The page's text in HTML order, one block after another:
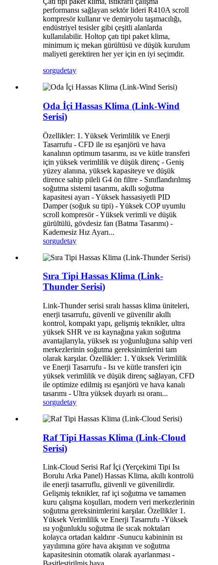
performansı sağlayan sektör lideri R410A scroll
kompresör kullanır ve demiryolu taşımacılığı,
endüstriyel tesisler gibi çeşitli alanlarda
kullanılabilir. Holtop çatı tipi paket klima,
minimum iç mekan gürültüsü ve düşük kurulum
maliyeti gerektiren her yer için en iyi seçimdir.
sorgudetay
Oda İçi Hassas Klima (Link-Wind
Serisi)
Özellikler: 1. Yüksek Verimlilik ve Enerji
Tasarrufu - CFD ile ısı eşanjörü ve hava
kanalının optimum tasarımı, ısı ve kütle transferi
için yüksek verimlilik ve düşük direnç - Geniş
yüzey alanına, yüksek kapasiteye ve düşük
dirence sahip pileli G4 ön filtre - Sınıflandırılmış
soğutma sistemi tasarımı, akıllı soğutma
kapasitesi ayarı - Yüksek hassasiyetli PID
Damper (soğuk su tipi) - Yüksek COP uyumlu
scroll kompresör - Yüksek verimli ve düşük
gürültülü, gövdesiz fan (Batma Tasarımı) -
Kademesiz Hız Ayarı...
sorgudetay
Sıra Tipi Hassas Klima (Link-
Thunder Serisi)
Link-Thunder serisi sıralı hassas klima üniteleri,
enerji tasarrufu, güvenli ve güvenilir akıllı
kontrol, kompakt yapı, gelişmiş teknikler, ultra
yüksek SHR ve ısı kaynağına yakın soğutma
avantajlarıyla, yüksek ısı yoğunluğuna sahip veri
merkezlerinin soğutma gereksinimlerini tam
olarak karşılar. Özellikler: 1. Yüksek Verimlilik
ve Enerji Tasarrufu - Isı ve kütle transferi için
yüksek verimlilik ve düşük direnç sağlayan, CFD
ile optimize edilmiş ısı eşanjörü ve hava kanalı
tasarımı - Ultra yüksek duyarlı ısı oranı...
sorgudetay
Raf Tipi Hassas Klima (Link-Cloud
Serisi)
Link-Cloud Serisi Raf İçi (Yerçekimi Tipi Isı
Borulu Arka Panel) Hassas Klima, akıllı kontrolü
ile enerji tasarruflu, güvenli ve güvenilirdir.
Gelişmiş teknikler, raf içi soğutma ve tamamen
kuru çalışma koşulları, modern veri merkezlerinin
soğutma gereksinimlerini karşılar. Özellikler 1.
Yüksek Verimlilik ve Enerji Tasarrufu -Yüksek
ısı yoğunluklu soğutma ile sıcak noktaları
kolayca ortadan kaldırır -Sunucu kabininin ısı
yayılımına göre hava akışının ve soğutma
kapasitesinin otomatik olarak ayarlanması -